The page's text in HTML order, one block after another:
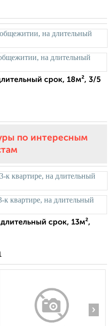
срок, 18м², 3/5
по интересным
срок, 13м²,
›